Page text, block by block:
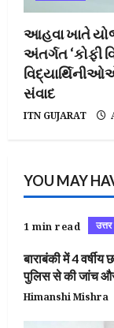
આહવા ખાતે
અંતર્ગત ‘કોફી
સંવાદ
ITN GUJARAT
YOU MAY
1 min read
बाराबंकी में 4
पुलिस से की जांच और
Himanshi Mishra